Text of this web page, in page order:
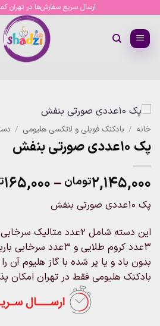
content
ارسال سریع سفارش‌ها در تهران
خانه / بادکنک فویلی و لاتکسی هلیومی /
پک 10عددی صورتی بنفش
۲,۱۴۵,۰۰۰تومان –۱۶۵,۰۰۰
پک 10عددی صورتی بنفش
3عدد کروم طلایی و
بدون باد و یا پر شده با گاز هلیوم
بادکنک هلیومی فقط در تهران امکان